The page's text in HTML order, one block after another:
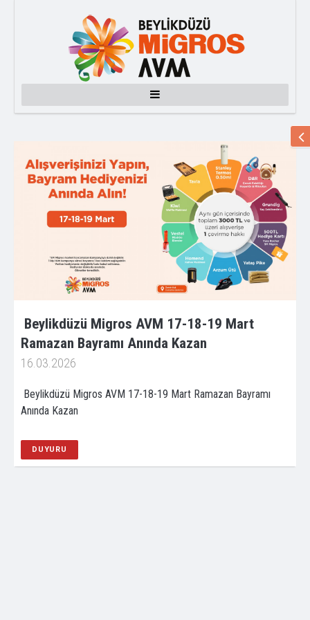
Beylikdüzü Migros AVM 17-18-19 Mart
Ramazan Bayramı Anında Kazan
16.03.2026
Beylikdüzü Migros AVM 17-18-19 Mart Ramazan Bayramı
Anında Kazan
DUYURU